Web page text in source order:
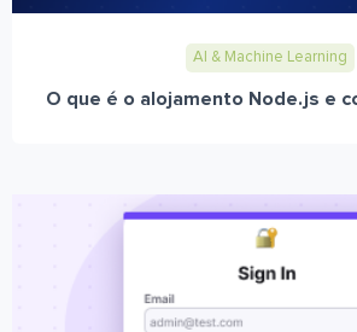
AI & Machine Learning
O que é o alojamento Node.js e